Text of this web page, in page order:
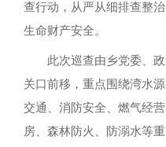
查行动，从严从细排查整
生命财产安全。
此次巡查由乡党委、
关口前移，重点围绕湾水
交通、消防安全、燃气经
房、森林防火、防溺水等